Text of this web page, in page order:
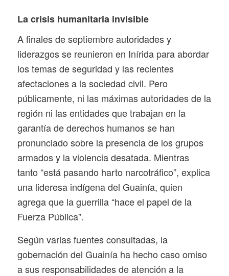
La crisis humanitaria invisible
A finales de septiembre autoridades y
liderazgos se reunieron en Inírida para abordar
los temas de seguridad y las recientes
afectaciones a la sociedad civil. Pero
públicamente, ni las máximas autoridades de la
región ni las entidades que trabajan en la
garantía de derechos humanos se han
pronunciado sobre la presencia de los grupos
armados y la violencia desatada. Mientras
tanto “está pasando harto narcotráfico”, explica
una lideresa indígena del Guainía, quien
agrega que la guerrilla “hace el papel de la
Fuerza Pública”.
Según varias fuentes consultadas, la
gobernación del Guainía ha hecho caso omiso
a sus responsabilidades de atención a la